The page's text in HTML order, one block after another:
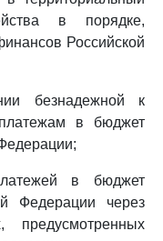
в порядке,
Российской
безнадежной к
в бюджет
в бюджет
Федерации через